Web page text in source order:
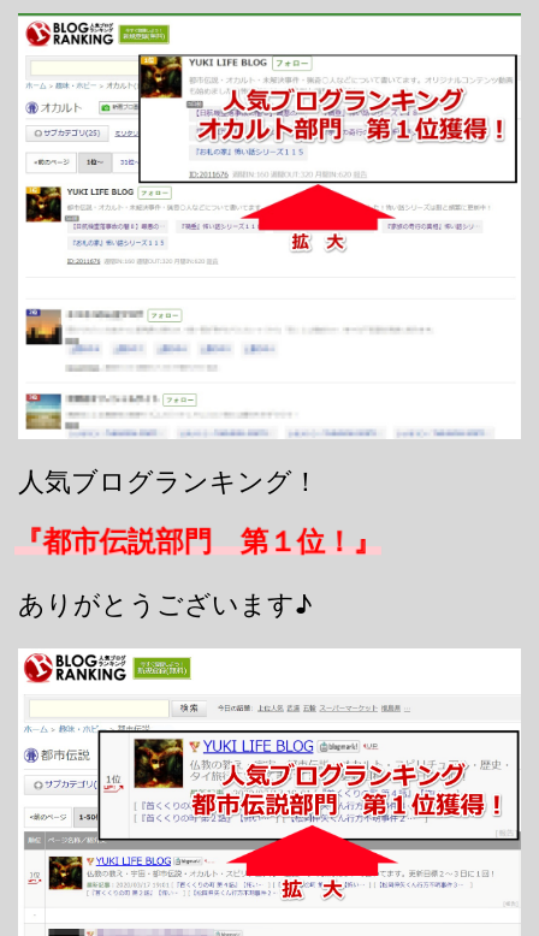
人気ブログランキング！
『都市伝説部門 第１位！』
ありがとうございます♪